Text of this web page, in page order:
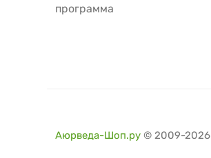
программа
Аюрведа-Шоп.ру © 2009-2026